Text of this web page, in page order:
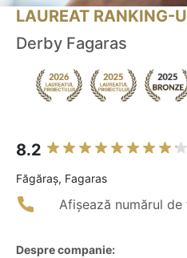
LAUREAT RANKING-
Derby Fagaras
8.2
Făgăraş, Fagaras
Afișează numărul de
Despre companie: